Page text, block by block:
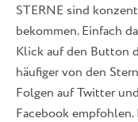
STERNE sind
bekommen. Einfach
Klick auf den Button
häufiger von den
Folgen auf Twitter
Facebook